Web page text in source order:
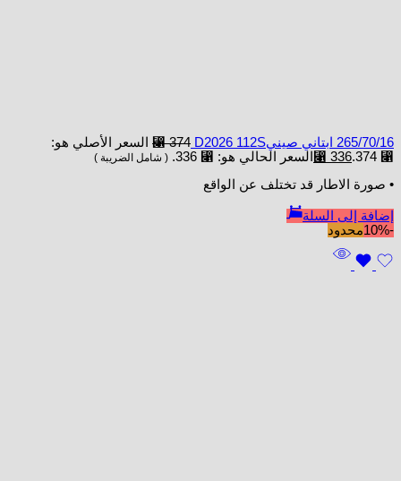
265/70/16 ابتاني صينيD2026 112S ⃁374
السعر الأصلي هو:
⃁ 374.
⃁ 336 السعر الحالي هو: ⃁ 336. ( شامل الضريبة )
• صورة الاطار قد تختلف عن الواقع
إضافة إلى السلة
-10%
محدود